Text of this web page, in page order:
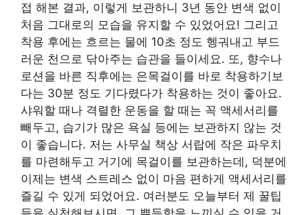
접 해본 결과, 이렇게 보관하니 3년 동안 변색 없이
처음 그대로의 모습을 유지할 수 있었어요! 그리고
착용 후에는 흐르는 물에 10초 정도 헹궈내고 부드
러운 천으로 닦아주는 습관을 들이세요. 또, 향수나
로션을 바른 직후에는 은목걸이를 바로 착용하기보
다는 30분 정도 기다렸다가 착용하는 것이 좋아요.
샤워할 때나 격렬한 운동을 할 때는 꼭 액세서리를
빼두고, 습기가 많은 욕실 등에는 보관하지 않는 것
이 좋습니다. 저는 사무실 책상 서랍에 작은 파우치
를 마련해두고 거기에 목걸이를 보관하는데, 덕분에
이제는 변색 스트레스 없이 마음 편하게 액세서리를
즐길 수 있게 되었어요. 여러분도 오늘부터 제 꿀팁